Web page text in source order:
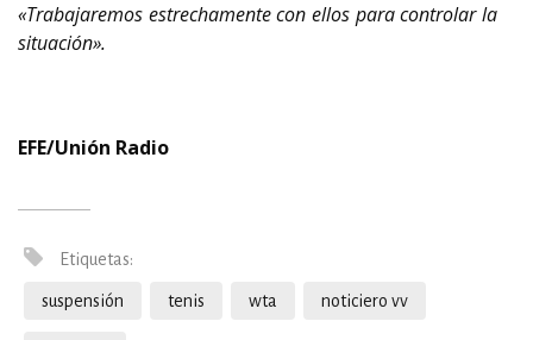
«Trabajaremos estrechamente con ellos para controlar la
situación».
EFE/Unión Radio
Etiquetas:
suspensión tenis wta noticiero vv